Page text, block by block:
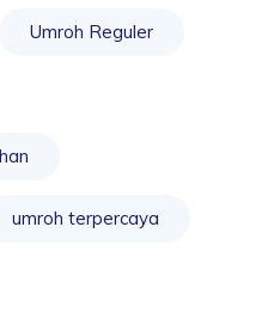
Umroh Reguler
umroh terpercaya